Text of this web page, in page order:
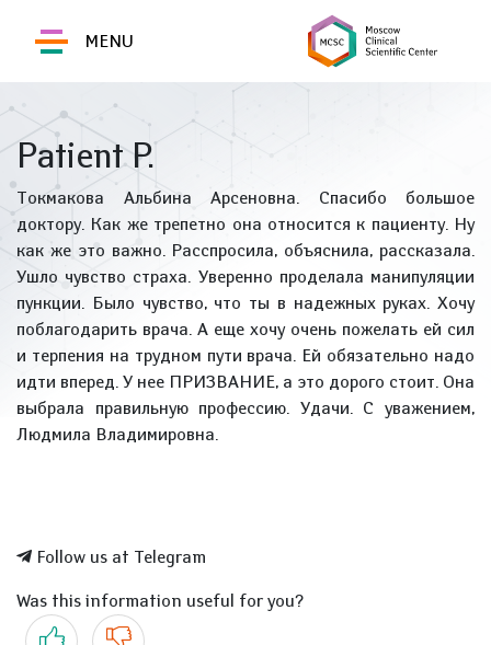
MENU
Patient P.
Токмакова Альбина Арсеновна. Спасибо большое
доктору. Как же трепетно она относится к пациенту. Ну
как же это важно. Расспросила, объяснила, рассказала.
Ушло чувство страха. Уверенно проделала манипуляции
пункции. Было чувство, что ты в надежных руках. Хочу
поблагодарить врача. А еще хочу очень пожелать ей сил
и терпения на трудном пути врача. Ей обязательно надо
идти вперед. У нее ПРИЗВАНИЕ, а это дорого стоит. Она
выбрала правильную профессию. Удачи. С уважением,
Людмила Владимировна.
Follow us at Telegram
Was this information useful for you?
Yes No